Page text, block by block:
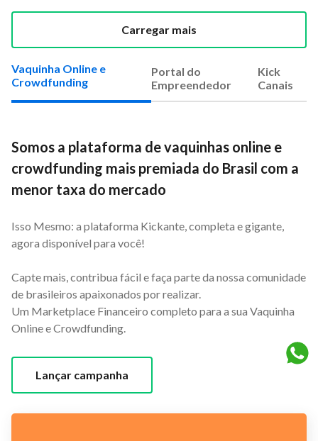
Vaquinha Online e
Crowdfunding
Portal do
Empreendedor
Kick
Canais
Somos a plataforma de vaquinhas online e
crowdfunding mais premiada do Brasil com a
menor taxa do mercado
Isso Mesmo: a plataforma Kickante, completa e gigante,
agora disponível para você!
Capte mais, contribua fácil e faça parte da nossa comunidade
de brasileiros apaixonados por realizar.
Um Marketplace Financeiro completo para a sua Vaquinha
Online e Crowdfunding.
Lançar campanha
Carregar mais